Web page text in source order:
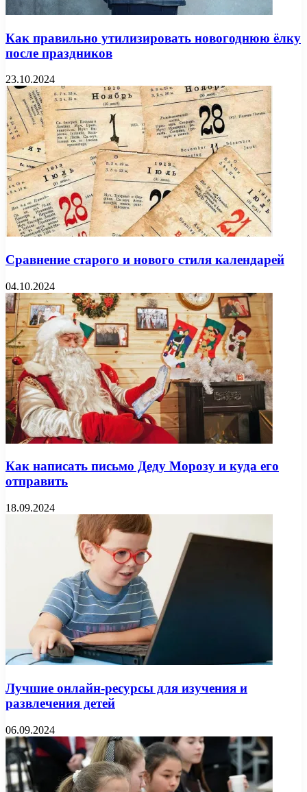
Как правильно утилизировать новогоднюю ёлку
после праздников
23.10.2024
Сравнение старого и нового стиля календарей
04.10.2024
Как написать письмо Деду Морозу и куда его
отправить
18.09.2024
Лучшие онлайн-ресурсы для изучения и
развлечения детей
06.09.2024